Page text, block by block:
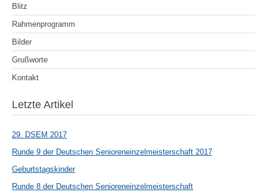
Blitz
Rahmenprogramm
Bilder
Grußworte
Kontakt
Letzte Artikel
29. DSEM 2017
Runde 9 der Deutschen Senioreneinzelmeisterschaft 2017
Geburtstagskinder
Runde 8 der Deutschen Senioreneinzelmeisterschaft